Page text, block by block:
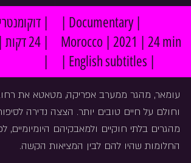
| 24
|
| Documentary |
Morocco | 2021 | 24 min
| English subtitles |
עומאר, מהגר ממערב אפריקה, מטאטא את
וחולם על חיים טובים יותר. הצצה נדירה
מהגרים בלתי חוקיים ולמאבקיהם היומיומיים,
החלומות שהיו להם לבין המציאות הקשה.